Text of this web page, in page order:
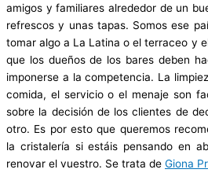
amigos y familiares alrededor de un
refrescos y unas tapas. Somos ese
tomar algo a La Latina o el terraceo y
que los dueños de los bares deben
imponerse a la competencia. La
comida, el servicio o el menaje son
sobre la decisión de los clientes de
otro. Es por esto que queremos
la cristalería si estáis pensando en
renovar el vuestro. Se trata de Giona